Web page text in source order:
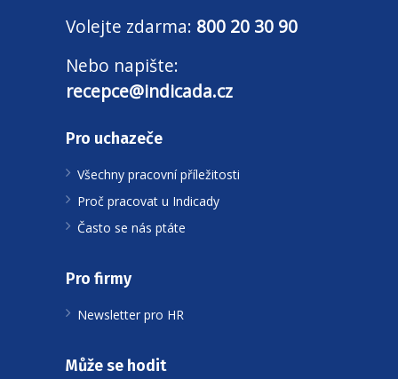
Volejte zdarma: 800 20 30 90
Nebo napište:
recepce@indicada.cz
Pro uchazeče
Všechny pracovní příležitosti
Proč pracovat u Indicady
Často se nás ptáte
Pro firmy
Newsletter pro HR
Může se hodit